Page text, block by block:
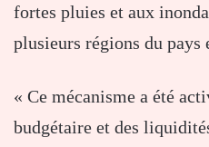
fortes pluies et aux
plusieurs régions du pays
« Ce mécanisme a été
budgétaire et des